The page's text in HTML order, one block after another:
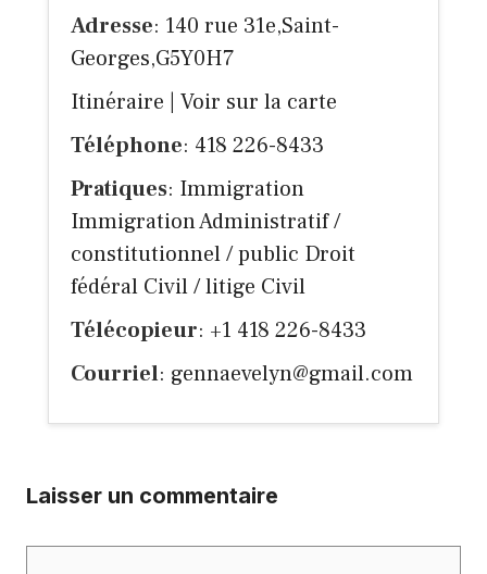
Adresse: 140 rue 31e,Saint-
Georges,G5Y0H7
Itinéraire
Voir sur la carte
Téléphone: 418 226-8433
Pratiques: Immigration
Immigration Administratif /
constitutionnel / public Droit
fédéral Civil / litige Civil
Télécopieur: +1 418 226-8433
Courriel: gennaevelyn@gmail.com
Laisser un commentaire